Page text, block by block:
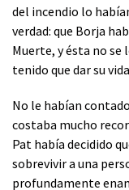
del incendio lo
verdad: que Borja
Muerte, y ésta no se
tenido que dar su
No le habían
costaba mucho
Pat había decidido
sobrevivir a una
profundamente